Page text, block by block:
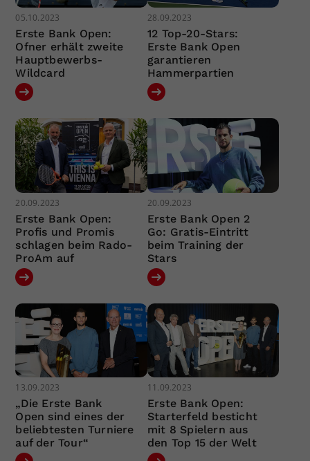
05.10.2023
Erste Bank Open:
Ofner erhält zweite
Hauptbewerbs-
Wildcard
28.09.2023
12 Top-20-Stars:
Erste Bank Open
garantieren
Hammerpartien
20.09.2023
Erste Bank Open:
Profis und Promis
schlagen beim Rado-
ProAm auf
20.09.2023
Erste Bank Open 2
Go: Gratis-Eintritt
beim Training der
Stars
13.09.2023
„Die Erste Bank
Open sind eines der
beliebtesten Turniere
auf der Tour“
11.09.2023
Erste Bank Open:
Starterfeld besticht
mit 8 Spielern aus
den Top 15 der Welt